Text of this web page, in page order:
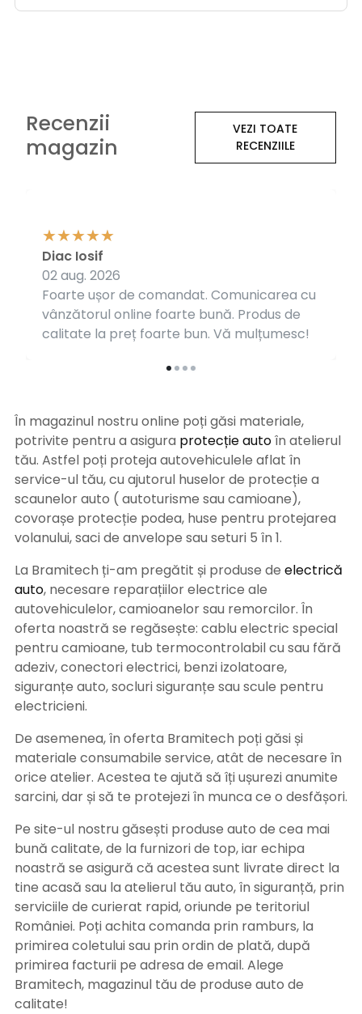
Recenzii
magazin
VEZI TOATE
RECENZIILE
Foarte ușor de comandat. Comunicarea cu
vânzătorul online foarte bună. Produs de
calitate la preț foarte bun. Vă mulțumesc!
Diac Iosif
02 aug. 2026
În magazinul nostru online poți găsi materiale,
potrivite pentru a asigura protecție autoîn atelierul
tău. Astfel poți proteja autovehiculele aflat în
service-ul tău, cu ajutorul huselor de protecție a
scaunelor auto ( autoturisme sau camioane),
covorașe protecție podea, huse pentru protejarea
volanului, saci de anvelope sau seturi 5 în 1.
La Bramitech ți-am pregătit și produse de electrică
auto, necesare reparațiilor electrice ale
autovehiculelor, camioanelor sau remorcilor. În
oferta noastră se regăsește: cablu electric special
pentru camioane, tub termocontrolabil cu sau fără
adeziv, conectori electrici, benzi izolatoare,
siguranțe auto, socluri siguranțe sau scule pentru
electricieni.
De asemenea, în oferta Bramitech poți găsi și
materiale consumabile service, atât de necesare în
orice atelier. Acestea te ajută să îți ușurezi anumite
sarcini, dar și să te protejezi în munca ce o desfășori.
Pe site-ul nostru găsești produse auto de cea mai
bună calitate, de la furnizori de top, iar echipa
noastră se asigură că acestea sunt livrate direct la
tine acasă sau la atelierul tău auto, în siguranță, prin
serviciile de curierat rapid, oriunde pe teritoriul
României. Poți achita comanda prin ramburs, la
primirea coletului sau prin ordin de plată, după
primirea facturii pe adresa de email. Alege
Bramitech, magazinul tău de produse auto de
calitate!